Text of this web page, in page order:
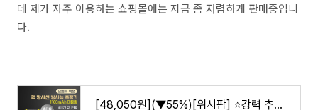
데 제가 자주 이용하는 쇼핑몰에는 지금 좀 저렴하게 판매중입니
다.
[48,050원](▼55%)[위시팜] ⭐강력 추천⭐후쿠시마 오염수 처리수 핵 방사선 방사능 측정기 테스트